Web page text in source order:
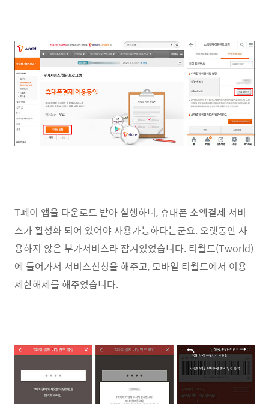
T페이 앱을 다운로드 받아 실행하니, 휴대폰 소액결제 서비
스가 활성화 되어 있어야 사용가능하다는군요. 오랫동안 사
용하지 않은 부가서비스라 잠겨있었습니다. 티월드(Tworld)
에 들어가서 서비스신청을 해주고, 모바일 티월드에서 이용
제한해제를 해주었습니다.